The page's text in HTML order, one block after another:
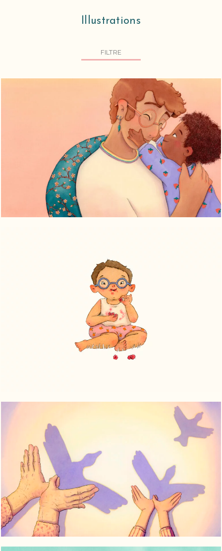
Illustrations
FILTRE